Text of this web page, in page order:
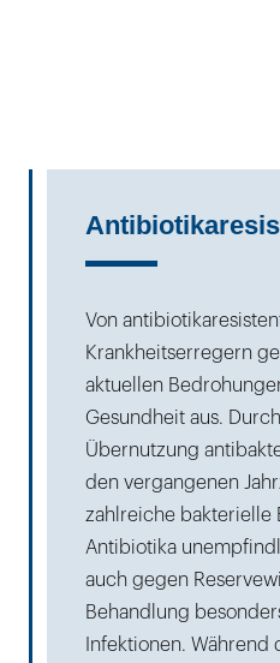
Von
Krankheitserregern
aktuellen
Gesundheit aus.
Übernutzung
den vergangenen
zahlreiche bakterielle
Antibiotika
auch gegen
Behandlung
Infektionen. Während